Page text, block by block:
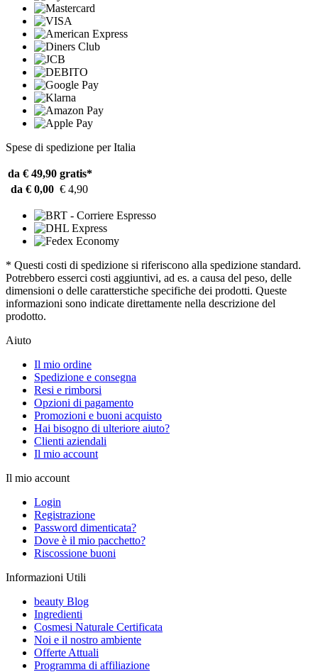
Spese di spedizione per Italia
da € 49,90 gratis*
da € 0,00 € 4,90
* Questi costi di spedizione si riferiscono alla spedizione standard.
Potrebbero esserci costi aggiuntivi, ad es. a causa del peso, delle
dimensioni o delle caratterstiche specifiche dei prodotti. Queste
informazioni sono indicate direttamente nella descrizione del
prodotto.
Aiuto
Il mio ordine
Spedizione e consegna
Resi e rimborsi
Opzioni di pagamento
Promozioni e buoni acquisto
Hai bisogno di ulteriore aiuto?
Clienti aziendali
Il mio account
Il mio account
Login
Registrazione
Password dimenticata?
Dove è il mio pacchetto?
Riscossione buoni
Informazioni Utili
beauty Blog
Ingredienti
Cosmesi Naturale Certificata
Noi e il nostro ambiente
Offerte Attuali
Programma di affiliazione